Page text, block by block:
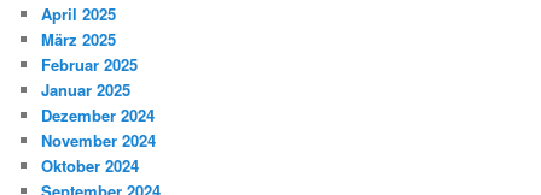
April 2025
März 2025
Februar 2025
Januar 2025
Dezember 2024
November 2024
Oktober 2024